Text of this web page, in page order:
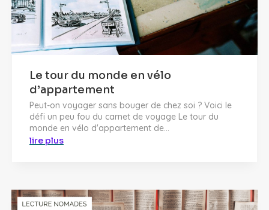
Le tour du monde en vélo
d’appartement
Peut-on voyager sans bouger de chez soi ? Voici le
défi un peu fou du carnet de voyage Le tour du
monde en vélo d'appartement de...
lire plus